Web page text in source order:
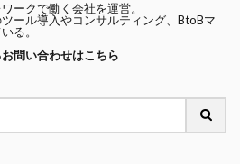
ークで働く会社を運営。
ール導入やコンサルティング、BtoBマ
る。
問い合わせはこちら